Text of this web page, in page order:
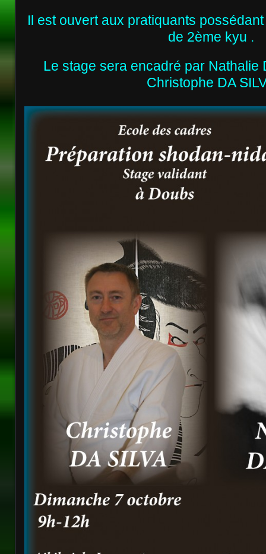
Il est ouvert aux pratiquants
de 2ème kyu .
Le stage sera encadré par Nathalie
Christophe DA